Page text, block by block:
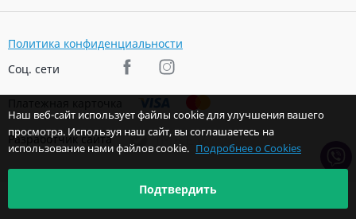
Политика конфиденциальности
Соц. сети
Разработчик сайта
Наш веб-сайт использует файлы cookie для улучшения вашего
просмотра. Используя наш сайт, вы соглашаетесь на
использование нами файлов cookie. Подробнее о Cookies
Подтвердить